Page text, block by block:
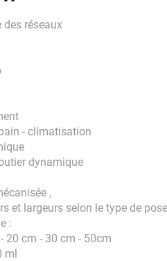
réseaux
- climatisation
dynamique
,
et largeurs selon le type de pose
:
20 cm - 30 cm - 50cm
ml